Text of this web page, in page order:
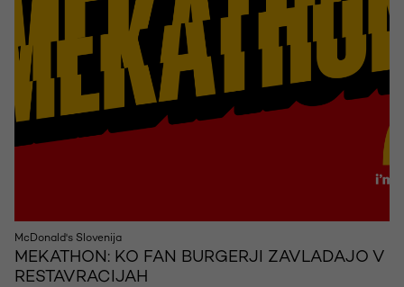
McDonald's Slovenija
MEKATHON: KO FAN BURGERJI ZAVLADAJO V
RESTAVRACIJAH